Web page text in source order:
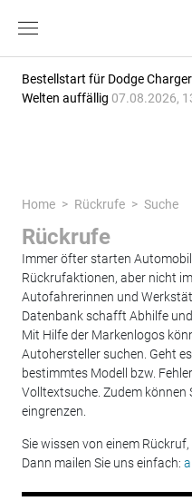
Bestellstart für Dodge
Welten auffällig 07.08.2026,
Home Rückrufe Suche
Rückrufe
Immer öfter starten
Rückrufaktionen, aber nicht
Autofahrerinnen und
Datenbank schafft Abhilfe
Mit Hilfe der Markenlogos
Autohersteller suchen. Geht
bestimmtes Modell bzw.
Volltextsuche. Zudem können
eingrenzen.
Sie wissen von einem
Dann mailen Sie uns einfach: